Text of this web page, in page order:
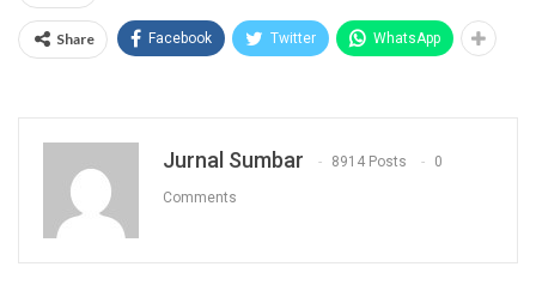
Share Facebook Twitter WhatsApp
Jurnal Sumbar 8914 Posts 0
Comments